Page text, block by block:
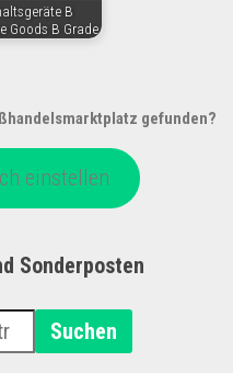
B
Goods B Grade
gefunden?
einstellen
Sonderposten
Suchen